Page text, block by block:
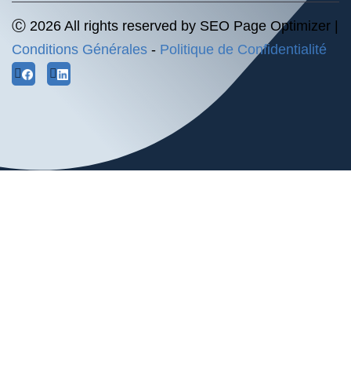
Ⓒ 2026 All rights reserved by SEO Page Optimizer |
Conditions Générales - Politique de Confidentialité